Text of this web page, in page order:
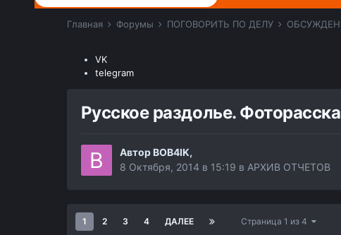
Главная Форумы ПОГОВОРИТЬ ПО ДЕЛУ
VK
telegram
Русское раздолье.
Автор BOB4IK,
8 Октября, 2014 в 15:19 в АРХИВ ОТЧЕТОВ
1 2 3 4 ДАЛЕЕ Страница 1 из 4